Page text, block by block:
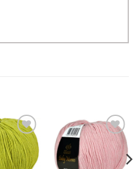
в
Добавить в
избранное.